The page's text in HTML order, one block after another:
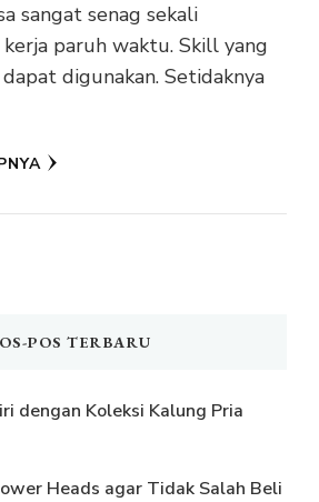
sangat senag sekali
paruh waktu. Skill yang
digunakan. Setidaknya
POS TERBARU
dengan Koleksi Kalung Pria
Heads agar Tidak Salah Beli